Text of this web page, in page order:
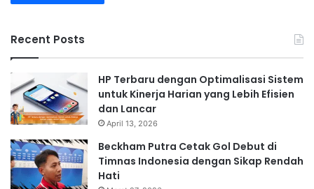
Recent Posts
HP Terbaru dengan Optimalisasi Sistem
untuk Kinerja Harian yang Lebih Efisien
dan Lancar
April 13, 2026
Beckham Putra Cetak Gol Debut di
Timnas Indonesia dengan Sikap Rendah
Hati